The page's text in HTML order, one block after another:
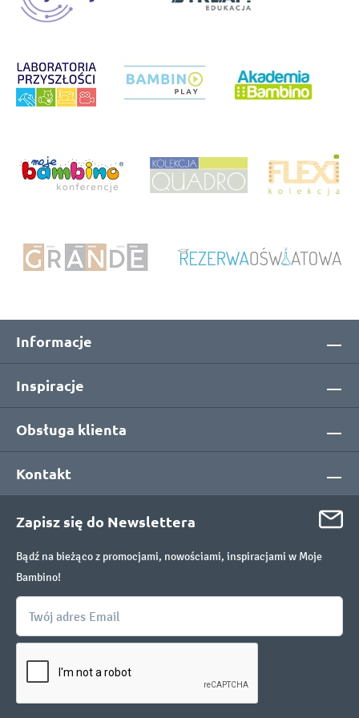
Informacje
Inspiracje
Obsługa klienta
Kontakt
Zapisz się do Newslettera
Bądź na bieżąco z promocjami, nowościami, inspiracjami w Moje
Bambino!